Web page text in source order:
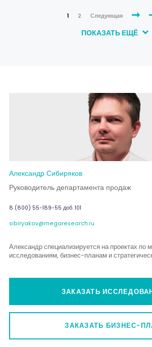
1 2 Следующая
ПОКАЗАТЬ ЕЩЁ
Александр Сибиряков
Руководитель департамента продаж
8 (800) 55-189-55 доб. 101
sibiryakov@megaresearch.ru
Александр специализируется на проектах по
исследованиям, бизнес-планам и
ЗАКАЗАТЬ
ЗАКАЗАТЬ БИЗНЕС-